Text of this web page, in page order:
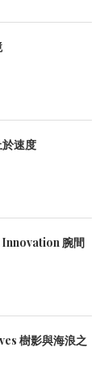
速度
腕間
樹影與海浪之